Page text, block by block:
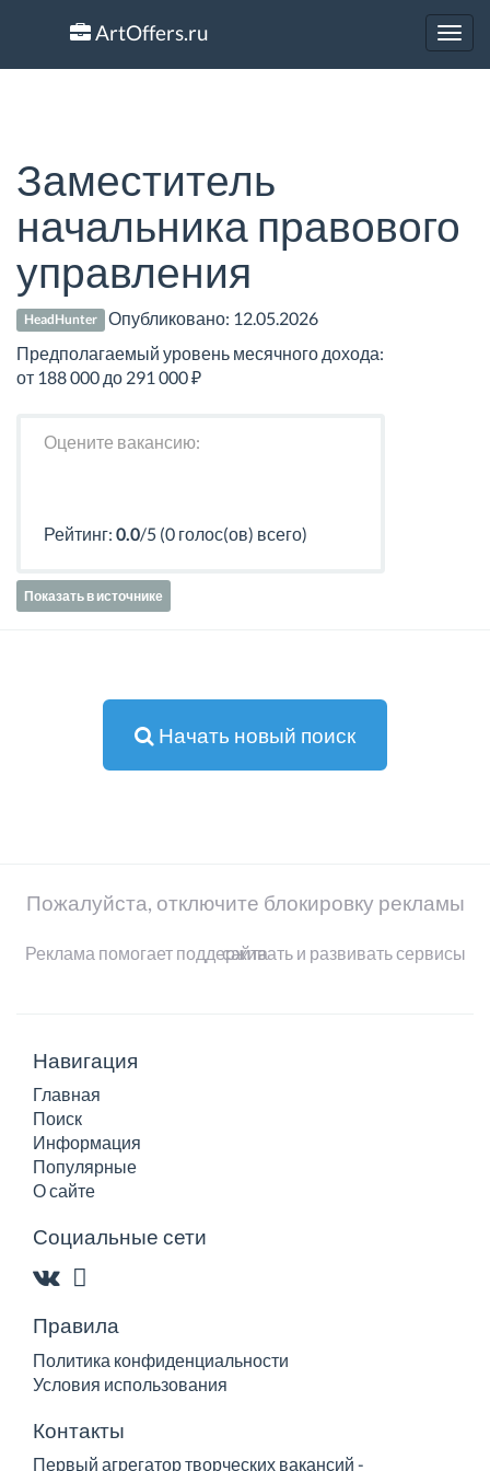
ArtOffers.ru
Заместитель
начальника правового
управления
HeadHunter Опубликовано: 12.05.2026
Предполагаемый уровень месячного дохода:
от 188 000 до 291 000 ₽
Оцените вакансию:
Рейтинг: 0.0/5 (0 голос(ов) всего)
Показать в источнике
Начать новый поиск
Пожалуйста, отключите блокировку рекламы
Реклама помогает поддерживать и развивать сервисы сайта
Навигация
Главная
Поиск
Информация
Популярные
О сайте
Социальные сети
Правила
Политика конфиденциальности
Условия использования
Контакты
Первый агрегатор творческих вакансий -